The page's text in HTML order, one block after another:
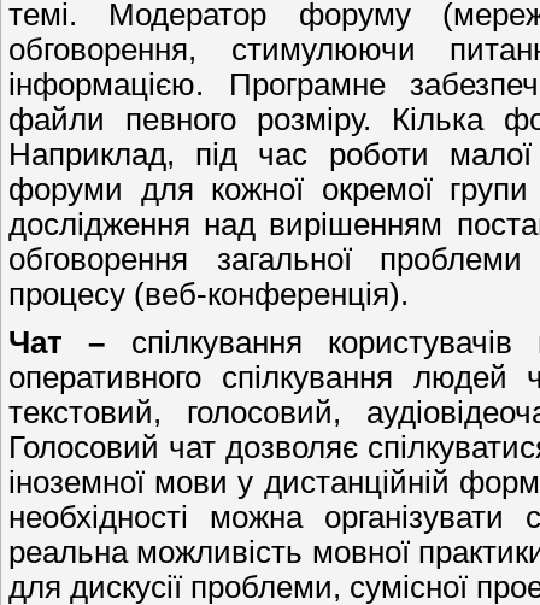
темі. Модератор форуму
обговорення, стимулюючи
інформацією. Програмне
файли певного розміру. Кілька
Наприклад, під час роботи
форуми для кожної окремої
дослідження над вирішенням
обговорення загальної
процесу (веб-конференція).
Чат – спілкування
оперативного спілкування людей
текстовий, голосовий,
Голосовий чат дозволяє
іноземної мови у дистанційній
необхідності можна
реальна можливість мовної
для дискусії проблеми, сумісної